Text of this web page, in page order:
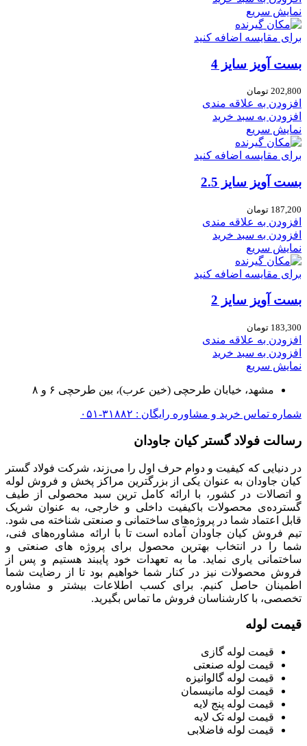
نمایش سریع
برای مقایسه اضافه کنید
بست آویز سایز 4
202,800 تومان
افزودن به علاقه مندی
افزودن به سبد خرید
نمایش سریع
برای مقایسه اضافه کنید
بست آویز سایز 2.5
187,200 تومان
افزودن به علاقه مندی
افزودن به سبد خرید
نمایش سریع
برای مقایسه اضافه کنید
بست آویز سایز 2
183,300 تومان
افزودن به علاقه مندی
افزودن به سبد خرید
نمایش سریع
مشهد، خیابان طرحچی (خین عرب)، بین طرحچی ۶ و ۸
شماره تماس خرید و مشاوره رایگان : ۳۱۸۸۲-۰۵۱
رسالت فولاد گستر کیان جاودان
در دنیایی که کیفیت و دوام حرف اول را می‌زند، شرکت فولاد گستر
کیان جاودان به عنوان یکی از بزرگترین مراکز پخش و فروش لوله
و اتصالات در کشور، با ارائه کامل ترین سبد محصولی از طیف
گسترده‌‌ی محصولات باکیفیت داخلی و خارجی، به عنوان شریک
قابل اعتماد شما در پروژه‌های ساختمانی و صنعتی شناخته می شود.
تیم فروش کیان جاودان آماده است تا با ارائه مشاوره‌های فنی،
شما را در انتخاب بهترین محصول برای پروژه های صنعتی و
ساختمانی یاری نماید. ما به تعهدات خود پایبند هستیم و پس از
فروش محصولات نیز در کنار شما خواهیم بود تا از رضایت شما
اطمینان حاصل کنیم. برای کسب اطلاعات بیشتر و مشاوره
تخصصی، با کارشناسان فروش ما تماس بگیرید.
قیمت لوله
قیمت لوله گازی
قیمت لوله صنعتی
قیمت لوله گالوانیزه
قیمت لوله مانیسمان
قیمت لوله پنج لایه
قیمت لوله تک لایه
قیمت لوله فاضلابی